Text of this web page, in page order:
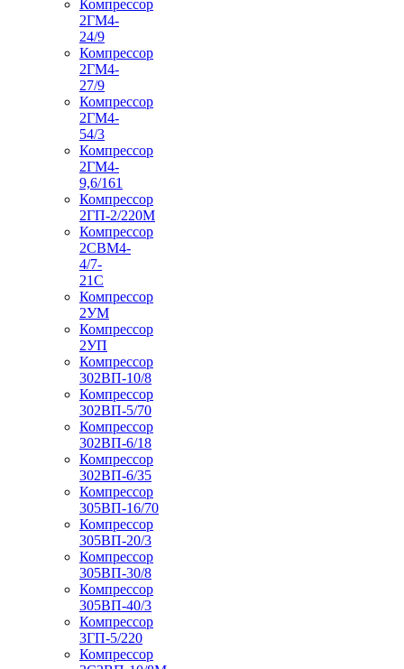
Компрессор
2ГМ4-
24/9
Компрессор
2ГМ4-
27/9
Компрессор
2ГМ4-
54/3
Компрессор
2ГМ4-
9,6/161
Компрессор
2ГП-2/220М
Компрессор
2СВМ4-
4/7-
21С
Компрессор
2УМ
Компрессор
2УП
Компрессор
302ВП-10/8
Компрессор
302ВП-5/70
Компрессор
302ВП-6/18
Компрессор
302ВП-6/35
Компрессор
305ВП-16/70
Компрессор
305ВП-20/3
Компрессор
305ВП-30/8
Компрессор
305ВП-40/3
Компрессор
3ГП-5/220
Компрессор